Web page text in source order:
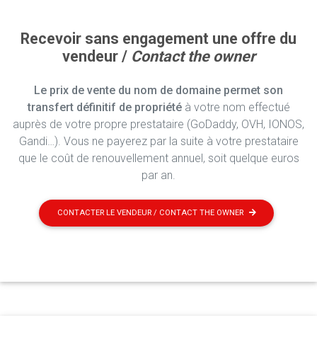
Recevoir sans engagement une offre du
vendeur / Contact the owner
Le prix de vente du nom de domaine permet son
transfert définitif de propriétéà votre nom effectué
auprès de votre propre prestataire (GoDaddy, OVH, IONOS,
Gandi…). Vous ne payerez par la suite à votre prestataire
que le coût de renouvellement annuel, soit quelque euros
par an.
CONTACTER LE VENDEUR / CONTACT THE OWNER